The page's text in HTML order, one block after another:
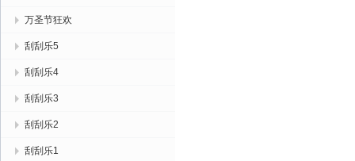
万圣节狂欢
刮刮乐5
刮刮乐4
刮刮乐3
刮刮乐2
刮刮乐1